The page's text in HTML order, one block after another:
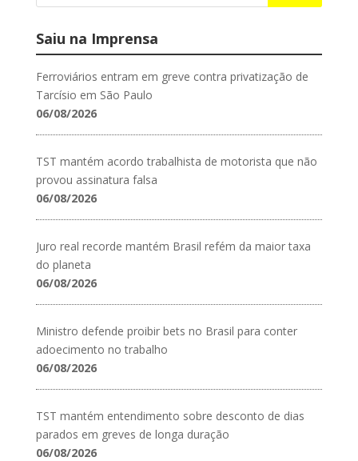
Saiu na Imprensa
Ferroviários entram em greve contra privatização de
Tarcísio em São Paulo
06/08/2026
TST mantém acordo trabalhista de motorista que não
provou assinatura falsa
06/08/2026
Juro real recorde mantém Brasil refém da maior taxa
do planeta
06/08/2026
Ministro defende proibir bets no Brasil para conter
adoecimento no trabalho
06/08/2026
TST mantém entendimento sobre desconto de dias
parados em greves de longa duração
06/08/2026